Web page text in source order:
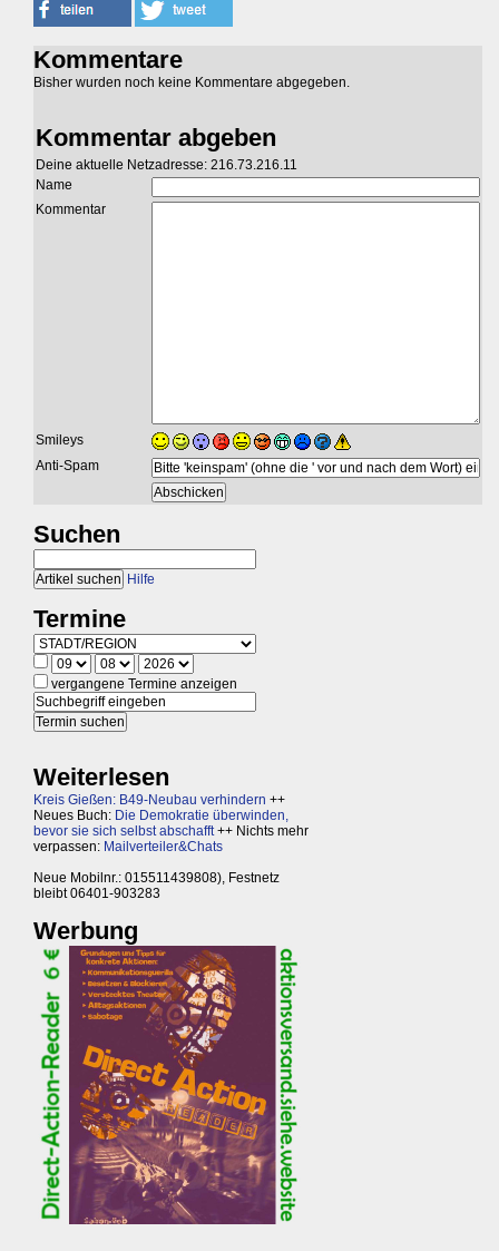
Kommentare
Bisher wurden noch keine Kommentare abgegeben.
Kommentar abgeben
Deine aktuelle Netzadresse: 216.73.216.11
Name
Kommentar
Smileys
Anti-Spam
Suchen
Hilfe
Termine
vergangene Termine anzeigen
Weiterlesen
Kreis Gießen: B49-Neubau verhindern ++
Neues Buch: Die Demokratie überwinden,
bevor sie sich selbst abschafft++ Nichts mehr
verpassen: Mailverteiler&Chats
Neue Mobilnr.: 015511439808), Festnetz
bleibt 06401-903283
Werbung